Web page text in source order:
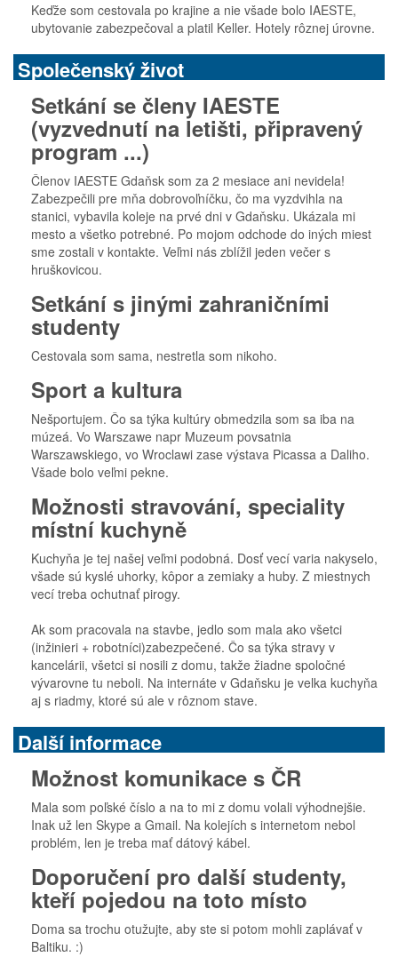
Keďže som cestovala po krajine a nie všade bolo IAESTE,
ubytovanie zabezpečoval a platil Keller. Hotely rôznej úrovne.
Společenský život
Setkání se členy IAESTE
(vyzvednutí na letišti, připravený
program ...)
Členov IAESTE Gdaňsk som za 2 mesiace ani nevidela!
Zabezpečili pre mňa dobrovoľníčku, čo ma vyzdvihla na
stanici, vybavila koleje na prvé dni v Gdaňsku. Ukázala mi
mesto a všetko potrebné. Po mojom odchode do iných miest
sme zostali v kontakte. Veľmi nás zblížil jeden večer s
hruškovicou.
Setkání s jinými zahraničními
studenty
Cestovala som sama, nestretla som nikoho.
Sport a kultura
Nešportujem. Čo sa týka kultúry obmedzila som sa iba na
múzeá. Vo Warszawe napr Muzeum povsatnia
Warszawskiego, vo Wroclawi zase výstava Picassa a Daliho.
Všade bolo veľmi pekne.
Možnosti stravování, speciality
místní kuchyně
Kuchyňa je tej našej veľmi podobná. Dosť vecí varia nakyselo,
všade sú kyslé uhorky, kôpor a zemiaky a huby. Z miestnych
vecí treba ochutnať pirogy.
Ak som pracovala na stavbe, jedlo som mala ako všetci
(inžinieri + robotníci)zabezpečené. Čo sa týka stravy v
kancelárii, všetci si nosili z domu, takže žiadne spoločné
vývarovne tu neboli. Na internáte v Gdaňsku je velka kuchyňa
aj s riadmy, ktoré sú ale v rôznom stave.
Další informace
Možnost komunikace s ČR
Mala som poľské číslo a na to mi z domu volali výhodnejšie.
Inak už len Skype a Gmail. Na kolejích s internetom nebol
problém, len je treba mať dátový kábel.
Doporučení pro další studenty,
kteří pojedou na toto místo
Doma sa trochu otužujte, aby ste si potom mohli zaplávať v
Baltiku. :)